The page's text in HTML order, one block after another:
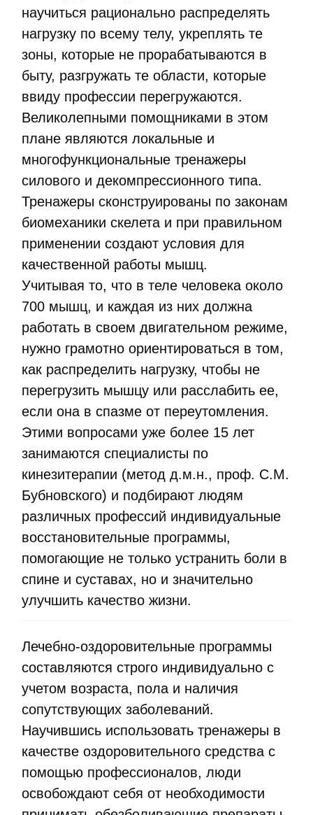
научиться рационально распределять
нагрузку по всему телу, укреплять те
зоны, которые не прорабатываются в
быту, разгружать те области, которые
ввиду профессии перегружаются.
Великолепными помощниками в этом
плане являются локальные и
многофункциональные тренажеры
силового и декомпрессионного типа.
Тренажеры сконструированы по законам
биомеханики скелета и при правильном
применении создают условия для
качественной работы мышц.
Учитывая то, что в теле человека около
700 мышц, и каждая из них должна
работать в своем двигательном режиме,
нужно грамотно ориентироваться в том,
как распределить нагрузку, чтобы не
перегрузить мышцу или расслабить ее,
если она в спазме от переутомления.
Этими вопросами уже более 15 лет
занимаются специалисты по
кинезитерапии (метод д.м.н., проф. С.М.
Бубновского) и подбирают людям
различных профессий индивидуальные
восстановительные программы,
помогающие не только устранить боли в
спине и суставах, но и значительно
улучшить качество жизни.
Лечебно-оздоровительные программы
составляются строго индивидуально с
учетом возраста, пола и наличия
сопутствующих заболеваний.
Научившись использовать тренажеры в
качестве оздоровительного средства с
помощью профессионалов, люди
освобождают себя от необходимости